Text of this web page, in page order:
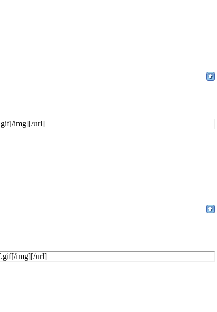
img][/url]
img][/url]